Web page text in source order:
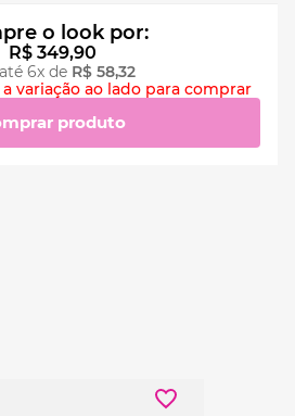
o look por:
R$ 349,90
6x de R$ 58,32
variação ao lado para comprar
produto